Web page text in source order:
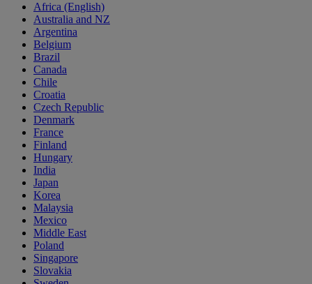
Africa (English)
Australia and NZ
Argentina
Belgium
Brazil
Canada
Chile
Croatia
Czech Republic
Denmark
France
Finland
Hungary
India
Japan
Korea
Malaysia
Mexico
Middle East
Poland
Singapore
Slovakia